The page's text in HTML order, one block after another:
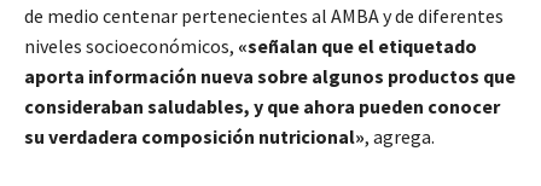
de medio centenar pertenecientes al AMBA y de diferentes
niveles socioeconómicos, «señalan que el etiquetado
aporta información nueva sobre algunos productos que
consideraban saludables, y que ahora pueden conocer
su verdadera composición nutricional», agrega.